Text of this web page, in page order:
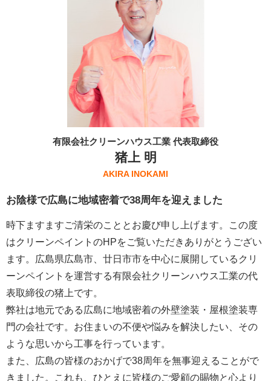
有限会社クリーンハウス工業 代表取締役
猪上 明
AKIRA INOKAMI
お陰様で広島に地域密着で38周年を迎えました
時下ますますご清栄のこととお慶び申し上げます。この度
はクリーンペイントのHPをご覧いただきありがとうござい
ます。広島県広島市、廿日市市を中心に展開しているクリ
ーンペイントを運営する有限会社クリーンハウス工業の代
表取締役の猪上です。
弊社は地元である広島に地域密着の外壁塗装・屋根塗装専
門の会社です。お住まいの不便や悩みを解決したい、その
ような思いから工事を行っています。
また、広島の皆様のおかげで38周年を無事迎えることがで
きました。これも、ひとえに皆様のご愛顧の賜物と心より